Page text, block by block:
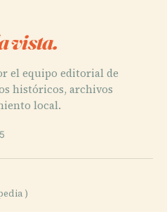
vista.
el equipo editorial de
históricos, archivos
local.
)